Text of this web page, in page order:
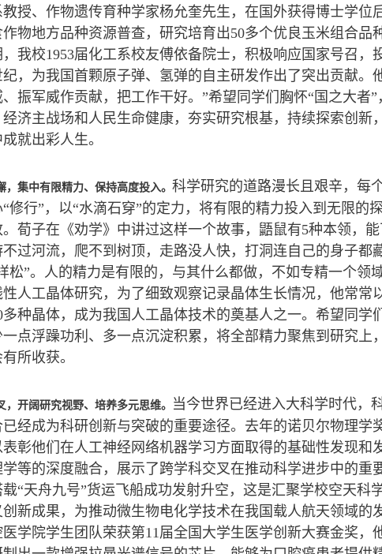
授、作物遗传育种学家杨允奎先生，在国外获得博士学位
物地方品种资源普查，研究培育出50多个优良玉米组合
我校1953届化工系校友傅依备院士，积极响应国家号召
，为我国首颗原子弹、氢弹的自主研发作出了突出贡献。
振军威作贡献，把工作干好。”希望同学们胸怀“国之大者
济主战场和人民生命健康，夯实研究根基，持续探索创新
就出彩人生。
，集中有限精力、保持高度投入。 科学研究的道路漫长且艰辛，每
“修行”，以“水滴石穿”的定力，将有限的精力投入到无限的
荀子在《劝学》中讲过这样一个故事，鼯鼠有5种本领，
过河流，爬不到树顶，走路没人快，打洞连自己的身子都
松”。人的精力是有限的，与其什么都做，不如专精一个领
人工晶体研究，为了细致观察记录晶体生长情况，他常常
多种晶体，成为我国人工晶体技术的奠基人之一。希望同
点浮躁功利、多一点沉淀积累，将全部精力聚焦到研究上
所收获。
，开阔研究视野、培养多元思维。
当今世界已经进入大科学时代，
经成为科研创新与突破的重要途径。去年的诺贝尔物理学
彰他们在人工神经网络机器学习方面取得的基础性发现和
等的深度融合，展示了跨学科交叉在推动科学进步中的重
“天舟九号”货运飞船成功发射升空，这是汇聚学校空天科
新成果，为推动微生物电化学技术在我国载人航天领域的
学院学生团队荣获第11届全国大学生医学创新大赛金奖